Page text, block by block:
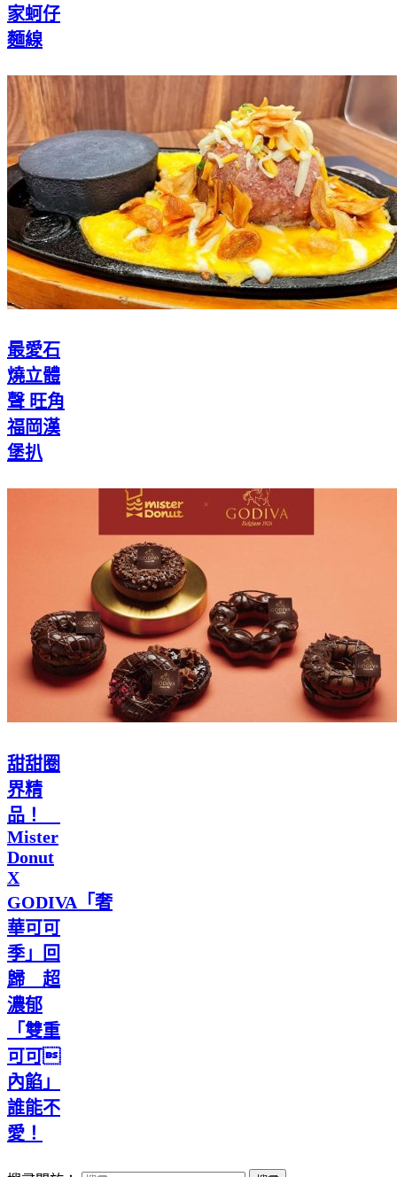
家蚵仔
麵線
最愛石
燒立體
聲 旺角
福岡漢
堡扒
甜甜圈
界精
品！
Mister
Donut
X
GODIVA「奢
華可可
季」回
歸 超
濃郁
「雙重
可可
內餡」
誰能不
愛！